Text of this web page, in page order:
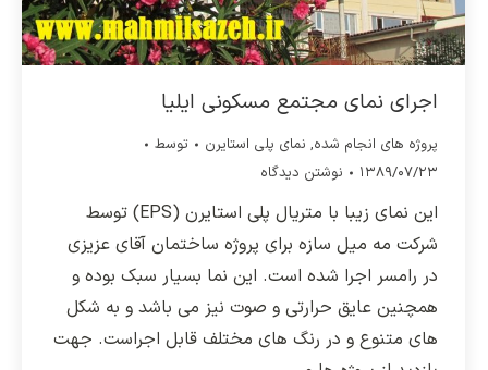
اجرای نمای مجتمع مسکونی ایلیا
پروژه های انجام شده, نمای پلی استایرن
توسط
۱۳۸۹/۰۷/۲۳
نوشتن دیدگاه
این نمای زیبا با متریال پلی استایرن (EPS) توسط
شرکت مه میل سازه برای پروژه ساختمان آقای عزیزی
در رامسر اجرا شده است. این نما بسیار سبک بوده و
همچنین عایق حرارتی و صوت نیز می باشد و به شکل
های متنوع و در رنگ های مختلف قابل اجراست. جهت